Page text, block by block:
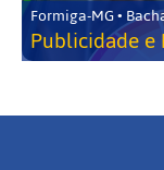
Formiga-MG •
Publicidade